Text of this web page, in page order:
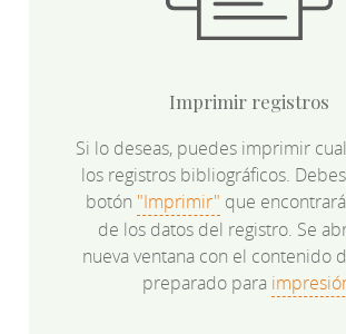
Imprimir registros
Si lo deseas, puedes imprimir
los registros bibliográficos.
botón "Imprimir" que
de los datos del registro. Se
nueva ventana con el contenido
preparado para